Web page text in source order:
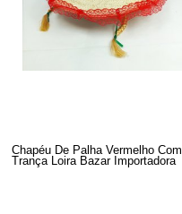
Chapéu De Palha Vermelho Com
Trança Loira Bazar Importadora